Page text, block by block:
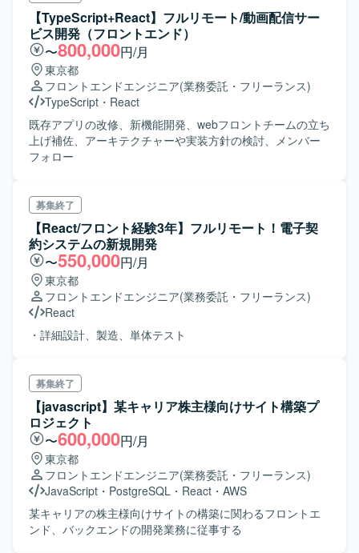
【TypeScript+React】フルリモート/動画配信サー
ビス開発（フロントエンド）
〜800,000円/月
東京都
フロントエンドエンジニア(業務委託・フリーランス)
TypeScript ・ React
既存アプリの改修、新機能開発、webフロントチームの立ち
上げ補佐、アーキテクチャーや実装方針の検討、メンバー
フォロー
募集終了
【React/フロント経験3年】フルリモート！電子契
約システムの新規開発
〜550,000円/月
東京都
フロントエンドエンジニア(業務委託・フリーランス)
React
・詳細設計、製造、単体テスト
募集終了
【javascript】某キャリア株主様向けサイト構築プ
ロジェクト
〜600,000円/月
東京都
フロントエンドエンジニア(業務委託・フリーランス)
JavaScript ・ PostgreSQL ・ React ・ AWS
某キャリアの株主様向けサイトの構築に関わるフロントエ
ンド、バックエンドの開発業務に従事する